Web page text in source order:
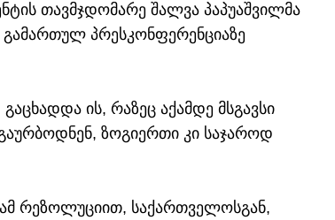
თავმჯდომარე შალვა პაპუაშვილმა
პრესკონფერენციაზე
ის, რაზეც აქამდე მსგავსი
ზოგიერთი კი საჯაროდ
რეზოლუციით, საქართველოსგან,